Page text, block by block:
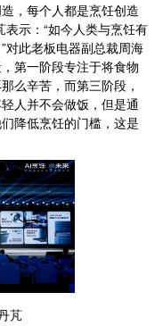
，每个人都是烹饪创造
示：“如今人类与烹饪有
对此老板电器副总裁周海
第一阶段专注于将食物
么辛苦，而第三阶段，
人并不会做饭，但是通
降低烹饪的门槛，这是
芃